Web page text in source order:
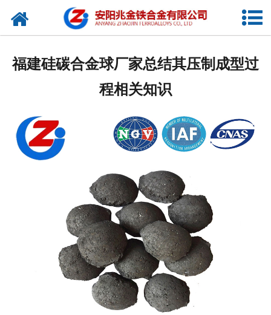
网站首页
厂容厂貌
联系我们
福建硅碳合金球厂家总结其压制成型过
程相关知识